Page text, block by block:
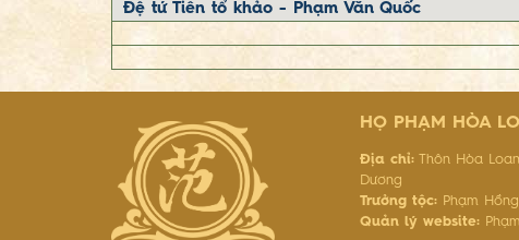
Đệ tứ Tiên tổ khảo - Phạm Văn Quốc
HỌ PHẠM HÒA
Địa chỉ: Thôn Hòa
Dương
Trưởng tộc: Phạm
Quản lý website: